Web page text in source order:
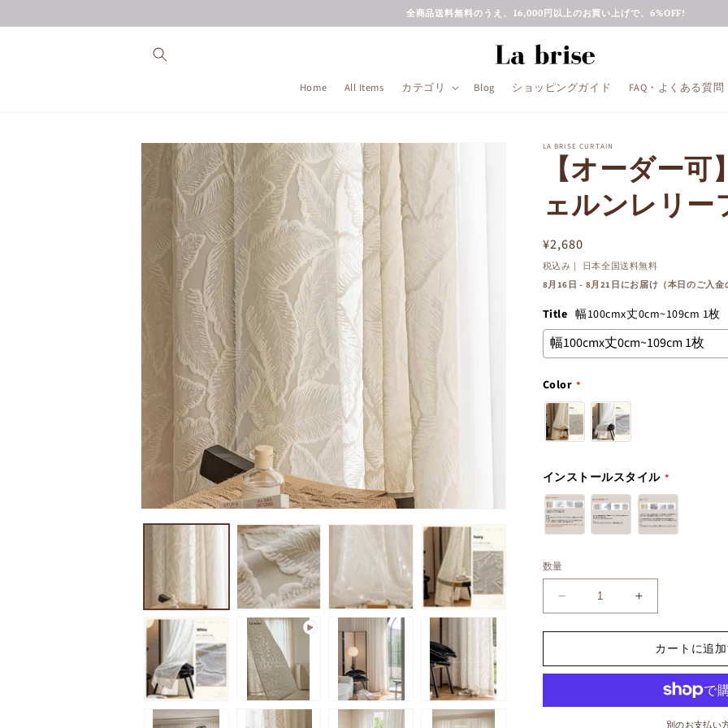
進む
全商品送料無料のうえ、16,000円以上のお買い上げで、6%OFF!
Home All Items カテゴリ Blog ショッピングガイド FAQ・よくある質問
商品情
報にス
キップ
ィ
ア
(1)
開
LA BRISE CURTAIN
【オーダー
ェルンレリー
通
常
価
格
¥2,680
税込み｜ 日本全国送料無料
8月16日 - 8月21日にお届け（本日のご入金
Title 幅100cmx丈0cm~109cm 1枚
Color
インストールスタイル
数量
可】
ィ
【オ
可】
ィ
カートに追
別のお支払い